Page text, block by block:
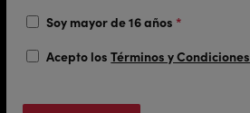
Soy mayor de 16 años *
Acepto losTérminos y Condiciones